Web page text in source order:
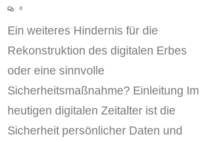
DLH Stick Bedienungsanleitung
Videoanleitung und Manual
Versionsinformationen
0
Ein weiteres Hindernis für die
Rekonstruktion des digitalen Erbes
oder eine sinnvolle
Sicherheitsmaßnahme? Einleitung Im
heutigen digitalen Zeitalter ist die
Sicherheit persönlicher Daten und